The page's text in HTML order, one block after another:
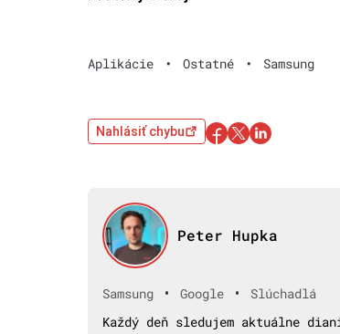
Aplikácie • Ostatné • Samsung
Nahlásiť chybu
Peter Hupka
Samsung • Google •
Slúchadlá
Každý deň sledujem aktuálne